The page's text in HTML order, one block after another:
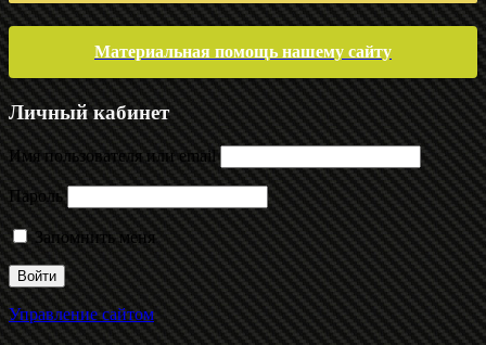
Материальная помощь нашему сайту
Личный кабинет
Имя пользователя или email
Пароль
Запомнить меня
Управление сайтом